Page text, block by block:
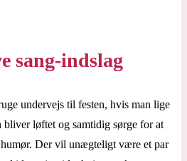
sang-indslag
undervejs til festen, hvis man lige
bliver løftet og samtidig sørge for at
Der vil unægteligt være et par